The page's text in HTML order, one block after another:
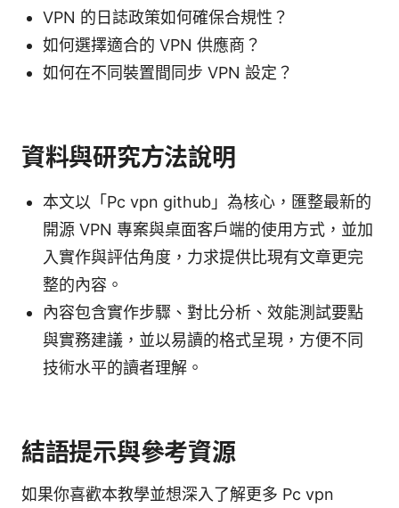
VPN 的日誌政策如何確保合規性？
如何選擇適合的 VPN 供應商？
如何在不同裝置間同步 VPN 設定？
資料與研究方法說明
本文以「Pc vpn github」為核心，匯整最新的
開源 VPN 專案與桌面客戶端的使用方式，並加
入實作與評估角度，力求提供比現有文章更完
整的內容。
內容包含實作步驟、對比分析、效能測試要點
與實務建議，並以易讀的格式呈現，方便不同
技術水平的讀者理解。
結語提示與參考資源
如果你喜歡本教學並想深入了解更多 Pc vpn